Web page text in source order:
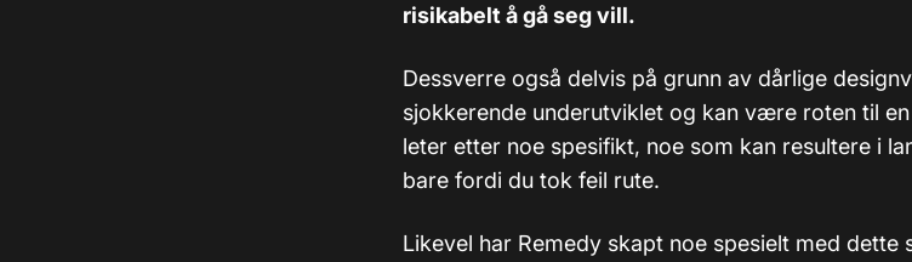
risikabelt å gå seg vill.
Dessverre også delvis på grunn av dårlige
sjokkerende underutviklet og kan være roten til
leter etter noe spesifikt, noe som kan resultere i
bare fordi du tok feil rute.
Likevel har Remedy skapt noe spesielt med dette